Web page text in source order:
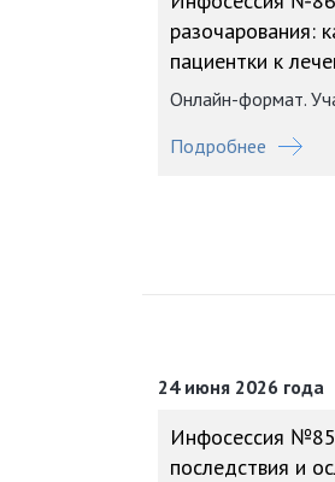
разочарования:
пациентки к
Онлайн-формат.
Подробнее
24 июня 2026 года
Инфосессия
последствия и